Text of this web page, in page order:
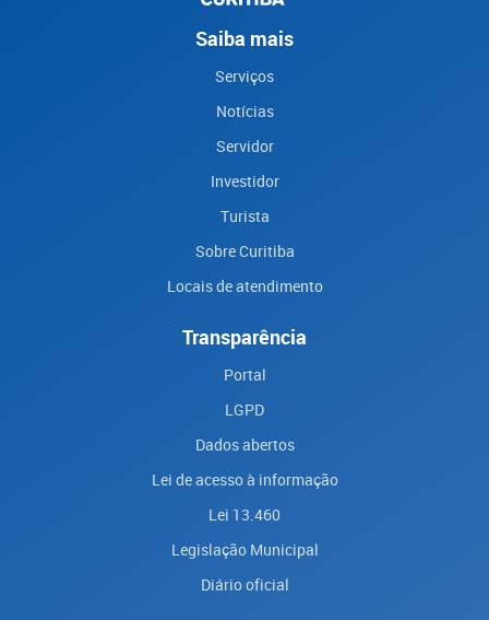
Saiba mais
Serviços
Notícias
Servidor
Investidor
Turista
Sobre Curitiba
Locais de atendimento
Transparência
Portal
LGPD
Dados abertos
Lei de acesso à informação
Lei 13.460
Legislação Municipal
Diário oficial